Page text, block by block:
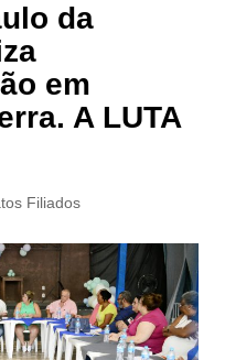
da
em
A LUTA
Filiados